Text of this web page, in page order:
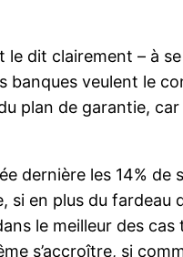
dit clairement – à
banques veulent le
plan de garantie,
dernière les 14%
en plus du fardeau
le meilleur des
s’accroître, si